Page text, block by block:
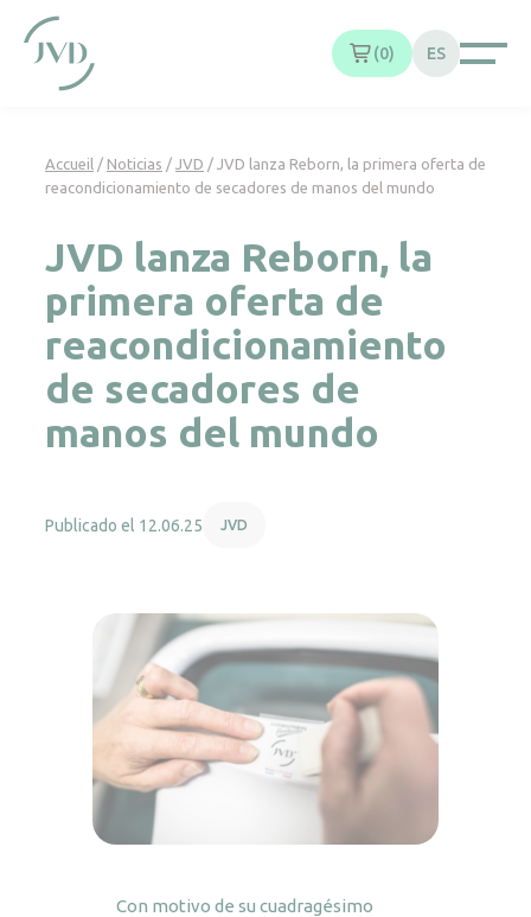
0 ES
Accueil / Noticias / JVD / JVD lanza Reborn, la primera oferta de
reacondicionamiento de secadores de manos del mundo
JVD lanza Reborn, la
primera oferta de
reacondicionamiento
de secadores de
manos del mundo
Publicado el 12.06.25 JVD
Con motivo de su cuadragésimo
Panel de gestión de cookies